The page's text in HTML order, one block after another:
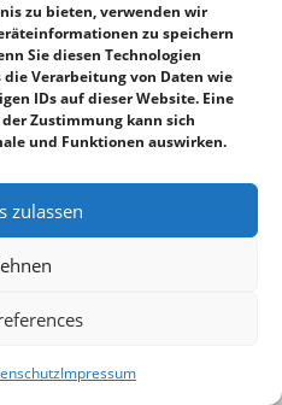
zu bieten, verwenden wir
zu speichern
Sie diesen Technologien
Verarbeitung von Daten wie
IDs auf dieser Website. Eine
Zustimmung kann sich
und Funktionen auswirken.
zulassen
Impressum